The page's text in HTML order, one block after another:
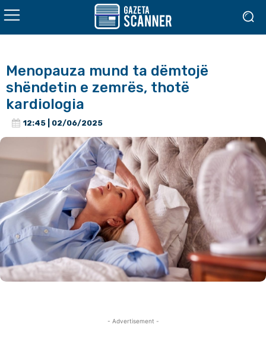
Menopauza mund ta dëmtojë
shëndetin e zemrës, thotë
kardiologia
12:45 | 02/06/2025
- Advertisement -